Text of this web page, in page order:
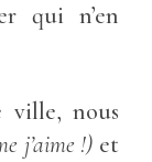
qui n’en
ville, nous
j’aime !) et